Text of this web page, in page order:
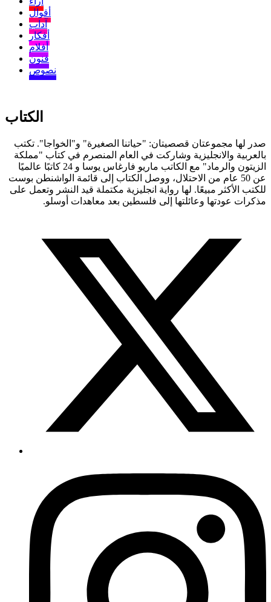
أقوال
آداب
أفكار
أفلام
فنون
نصوص
الكتاب
صدر لها مجموعتان قصصيتان: "حياتنا الصغيرة" و"الخواجا". تكتب
بالعربية والانجليزية وشاركت في العام المنصرم في كتاب "مملكة
الزيتون والرماد" مع الكاتب ماريو فارغاس يوسا و 24 كاتبًا عالميًا
عن 50 عام من الاحتلال، ووصل الكتاب إلى قائمة الواشنطن بوست
للكتب الأكثر مبيعًا. لها رواية انجليزية مكتملة قيد النشر وتعمل على
مذكرات عودتها وعائلتها إلى فلسطين بعد معاهدات أوسلو.